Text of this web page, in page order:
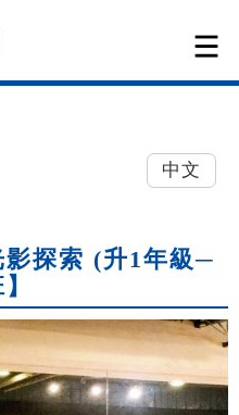
中文
探索 (升1年級─